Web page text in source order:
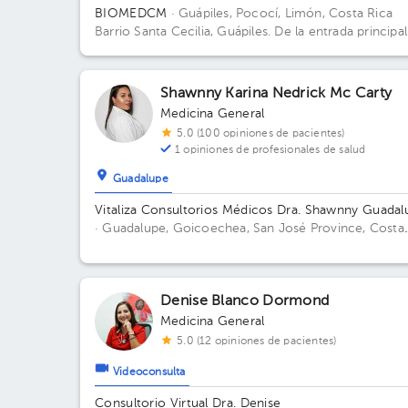
BIOMEDCM · Guápiles, Pococí, Limón, Costa Rica
Barrio Santa Cecilia, Guápiles. De la entrada principal
Shawnny Karina Nedrick Mc Carty
Medicina General
5.0 (100 opiniones de pacientes)
1 opiniones de profesionales de salud
Guadalupe
Vitaliza Consultorios Médicos Dra. Shawnny
· Guadalupe, Goicoechea, San José Province, Costa
contiguo a Super Baterias Edificio
Denise Blanco Dormond
Medicina General
5.0 (12 opiniones de pacientes)
Videoconsulta
Consultorio Virtual Dra. Denise